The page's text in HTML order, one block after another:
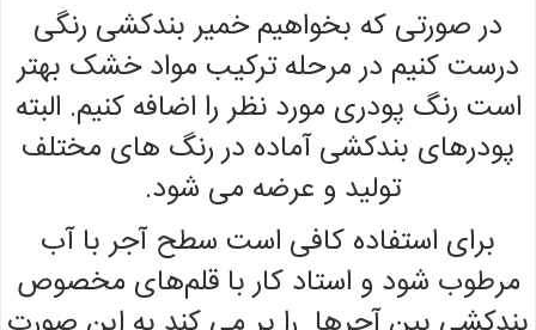
در صورتی که بخواهیم خمیر بندکشی رنگی
درست کنیم در مرحله ترکیب مواد خشک بهتر
است رنگ پودری مورد نظر را اضافه کنیم. البته
پودرهای بندکشی آماده در رنگ های مختلف
تولید و عرضه می شود.
برای استفاده کافی است سطح آجر با آب
مرطوب شود و استاد کار با قلم‌های مخصوص